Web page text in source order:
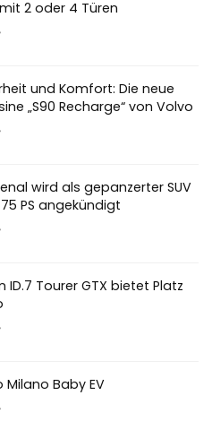
2 oder 4 Türen
und Komfort: Die neue
„S90 Recharge“ von Volvo
wird als gepanzerter SUV
PS angekündigt
ID.7 Tourer GTX bietet Platz
Milano Baby EV